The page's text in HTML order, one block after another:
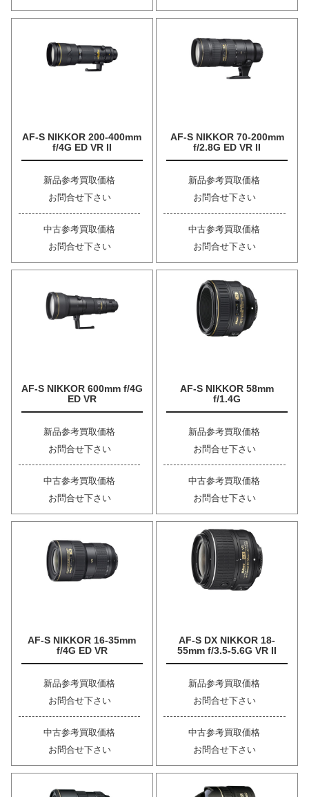
AF-S NIKKOR 200-400mm
f/4G ED VR II
新品参考買取価格
お問合せ下さい
中古参考買取価格
お問合せ下さい
AF-S NIKKOR 70-200mm
f/2.8G ED VR II
新品参考買取価格
お問合せ下さい
中古参考買取価格
お問合せ下さい
AF-S NIKKOR 600mm f/4G
ED VR
新品参考買取価格
お問合せ下さい
中古参考買取価格
お問合せ下さい
AF-S NIKKOR 58mm
f/1.4G
新品参考買取価格
お問合せ下さい
中古参考買取価格
お問合せ下さい
AF-S NIKKOR 16-35mm
f/4G ED VR
新品参考買取価格
お問合せ下さい
中古参考買取価格
お問合せ下さい
AF-S DX NIKKOR 18-
55mm f/3.5-5.6G VR II
新品参考買取価格
お問合せ下さい
中古参考買取価格
お問合せ下さい